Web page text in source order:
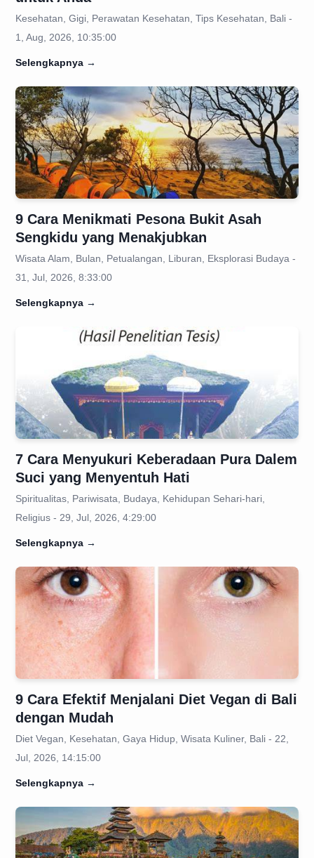
Kesehatan, Gigi, Perawatan Kesehatan, Tips Kesehatan, Bali -
1, Aug, 2026, 10:35:00
Selengkapnya →
9 Cara Menikmati Pesona Bukit Asah
Sengkidu yang Menakjubkan
Wisata Alam, Bulan, Petualangan, Liburan, Eksplorasi Budaya -
31, Jul, 2026, 8:33:00
Selengkapnya →
7 Cara Menyukuri Keberadaan Pura Dalem
Suci yang Menyentuh Hati
Spiritualitas, Pariwisata, Budaya, Kehidupan Sehari-hari,
Religius - 29, Jul, 2026, 4:29:00
Selengkapnya →
9 Cara Efektif Menjalani Diet Vegan di Bali
dengan Mudah
Diet Vegan, Kesehatan, Gaya Hidup, Wisata Kuliner, Bali - 22,
Jul, 2026, 14:15:00
Selengkapnya →